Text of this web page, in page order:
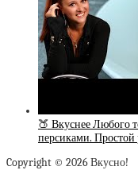
🍑 Вкуснее Любого
персиками. Простой
Copyright © 2026 Вкусно!